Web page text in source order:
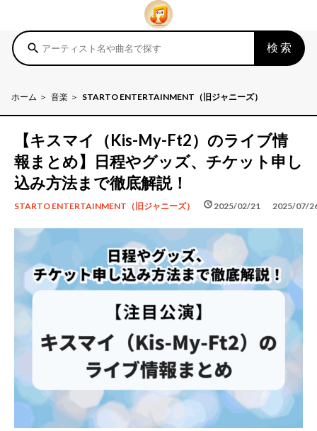
search 検索
ホーム 音楽 STARTO ENTERTAINMENT（旧ジャニーズ）
【キスマイ（Kis-My-Ft2）のライブ情
報まとめ】日程やグッズ、チケット申し
込み方法まで徹底解説！
STARTO ENTERTAINMENT（旧ジャニーズ） schedule 2025/02/21
update 2025/07/